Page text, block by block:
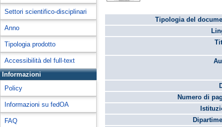
Settori scientifico-disciplinari
Anno
Tipologia prodotto
Accessibilità del full-text
Informazioni
Policy
Informazioni su fedOA
FAQ
Tipologia del
Numero di